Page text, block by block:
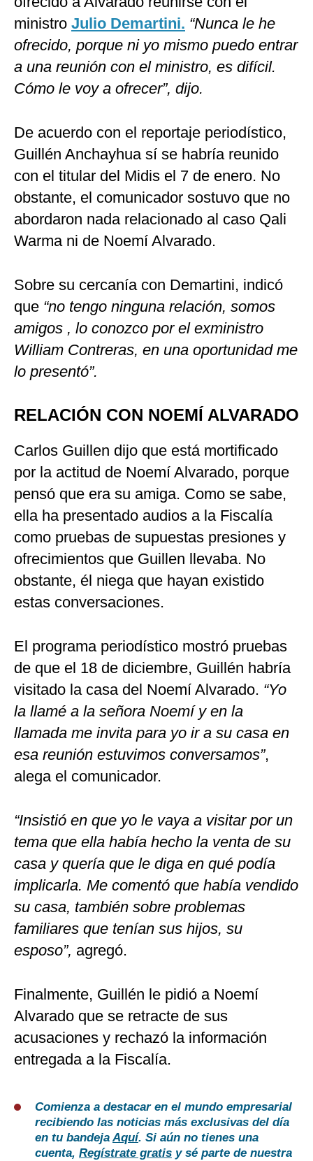
ministro Julio Demartini. “Nunca le he
ofrecido, porque ni yo mismo puedo entrar
a una reunión con el ministro, es difícil.
Cómo le voy a ofrecer”, dijo.
De acuerdo con el reportaje periodístico,
Guillén Anchayhua sí se habría reunido
con el titular del Midis el 7 de enero. No
obstante, el comunicador sostuvo que no
abordaron nada relacionado al caso Qali
Warma ni de Noemí Alvarado.
Sobre su cercanía con Demartini, indicó
que “no tengo ninguna relación, somos
amigos , lo conozco por el exministro
William Contreras, en una oportunidad me
lo presentó”.
RELACIÓN CON NOEMÍ ALVARADO
Carlos Guillen dijo que está mortificado
por la actitud de Noemí Alvarado, porque
pensó que era su amiga. Como se sabe,
ella ha presentado audios a la Fiscalía
como pruebas de supuestas presiones y
ofrecimientos que Guillen llevaba. No
obstante, él niega que hayan existido
estas conversaciones.
El programa periodístico mostró pruebas
de que el 18 de diciembre, Guillén habría
visitado la casa del Noemí Alvarado. “Yo
la llamé a la señora Noemí y en la
llamada me invita para yo ir a su casa en
esa reunión estuvimos conversamos”,
alega el comunicador.
“Insistió en que yo le vaya a visitar por un
tema que ella había hecho la venta de su
casa y quería que le diga en qué podía
implicarla. Me comentó que había vendido
su casa, también sobre problemas
familiares que tenían sus hijos, su
esposo”, agregó.
Finalmente, Guillén le pidió a Noemí
Alvarado que se retracte de sus
acusaciones y rechazó la información
entregada a la Fiscalía.
Comienza a destacar en el mundo empresarial
recibiendo las noticias más exclusivas del día
en tu bandejaAquí. Si aún no tienes una
cuenta, Regístrate gratis y sé parte de nuestra